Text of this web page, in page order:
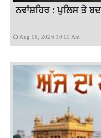
ਨਵਾਂਸ਼ਹਿਰ : ਪੁਲਿਸ ਤੇ
Aug 08, 2026 10:09 Am